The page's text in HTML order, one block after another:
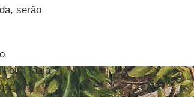
serão
fazia